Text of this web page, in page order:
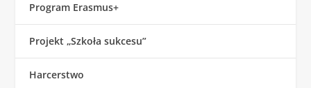
Program Erasmus+
Projekt „Szkoła sukcesu”
Harcerstwo